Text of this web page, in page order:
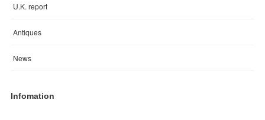
U.K. report
Antiques
News
Infomation